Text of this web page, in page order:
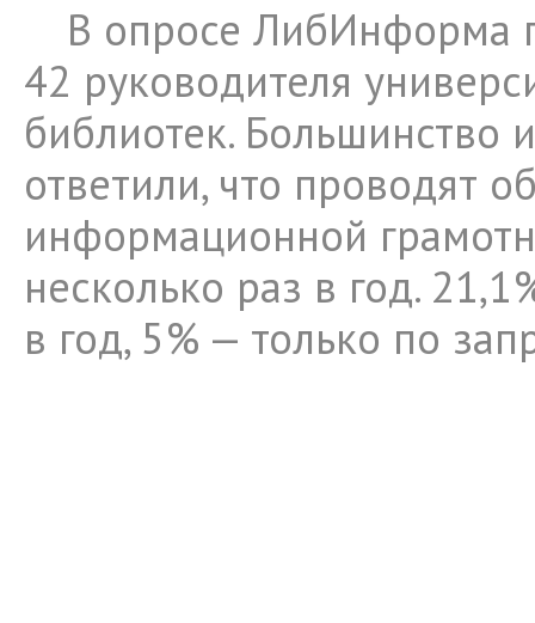
В опросе ЛибИнформа
42 руководителя
библиотек. Большинство
ответили, что проводят
информационной
несколько раз в год.
в год, 5% — только по